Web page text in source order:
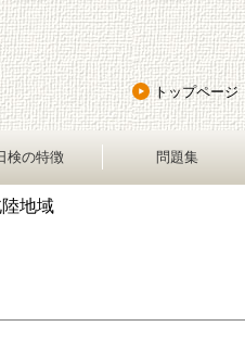
地域
トップページ
検の特徴 問題集